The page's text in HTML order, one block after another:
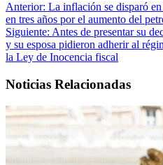
Anterior: La inflación se disparó
en tres años por el aumento del
Siguiente: Antes de presentar su
y su esposa pidieron adherir al
la Ley de Inocencia fiscal
Noticias Relacionadas